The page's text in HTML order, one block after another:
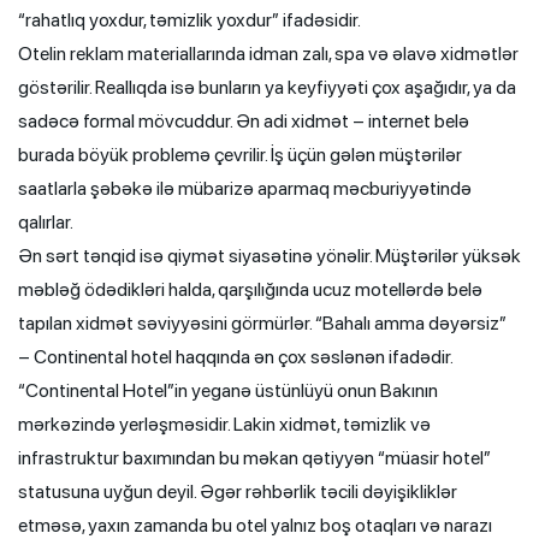
“rahatlıq yoxdur, təmizlik yoxdur” ifadəsidir.
Otelin reklam materiallarında idman zalı, spa və əlavə xidmətlər
göstərilir. Reallıqda isə bunların ya keyfiyyəti çox aşağıdır, ya da
sadəcə formal mövcuddur. Ən adi xidmət – internet belə
burada böyük problemə çevrilir. İş üçün gələn müştərilər
saatlarla şəbəkə ilə mübarizə aparmaq məcburiyyətində
qalırlar.
Ən sərt tənqid isə qiymət siyasətinə yönəlir. Müştərilər yüksək
məbləğ ödədikləri halda, qarşılığında ucuz motellərdə belə
tapılan xidmət səviyyəsini görmürlər. “Bahalı amma dəyərsiz”
– Continental hotel haqqında ən çox səslənən ifadədir.
“Continental Hotel”in yeganə üstünlüyü onun Bakının
mərkəzində yerləşməsidir. Lakin xidmət, təmizlik və
infrastruktur baxımından bu məkan qətiyyən “müasir hotel”
statusuna uyğun deyil. Əgər rəhbərlik təcili dəyişikliklər
etməsə, yaxın zamanda bu otel yalnız boş otaqları və narazı